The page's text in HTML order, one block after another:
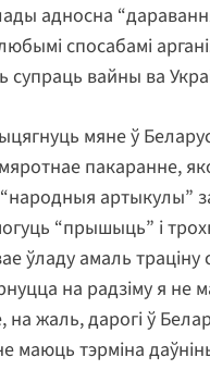
адносна
спосабамі
супраць вайны ва
мяне ў
пакаранне,
артыкулы”
“прышыць” і
ўладу амаль
на радзіму я не
жаль, дарогі ў
маюць тэрміна